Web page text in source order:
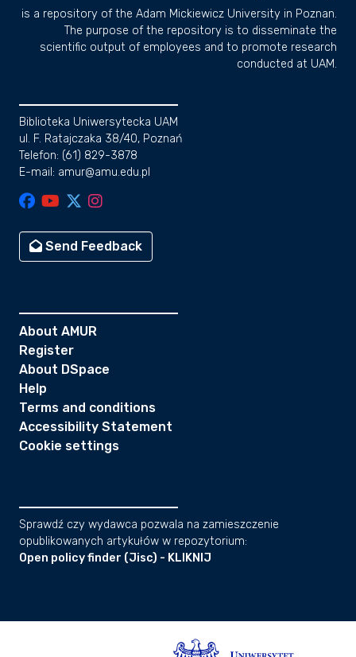
is a repository of the Adam Mickiewicz University in Poznan.
The purpose of the repository is to disseminate the
scientific output of employees and to promote research
conducted at UAM.
Biblioteka Uniwersytecka UAM
ul. F. Ratajczaka 38/40, Poznań
Telefon: (61) 829-3878
E-mail: amur@amu.edu.pl
Send Feedback
About AMUR
Register
About DSpace
Help
Terms and conditions
Accessibility Statement
Cookie settings
Sprawdź czy wydawca pozwala na zamieszczenie
opublikowanych artykułów w repozytorium:
Open policy finder (Jisc) - KLIKNIJ